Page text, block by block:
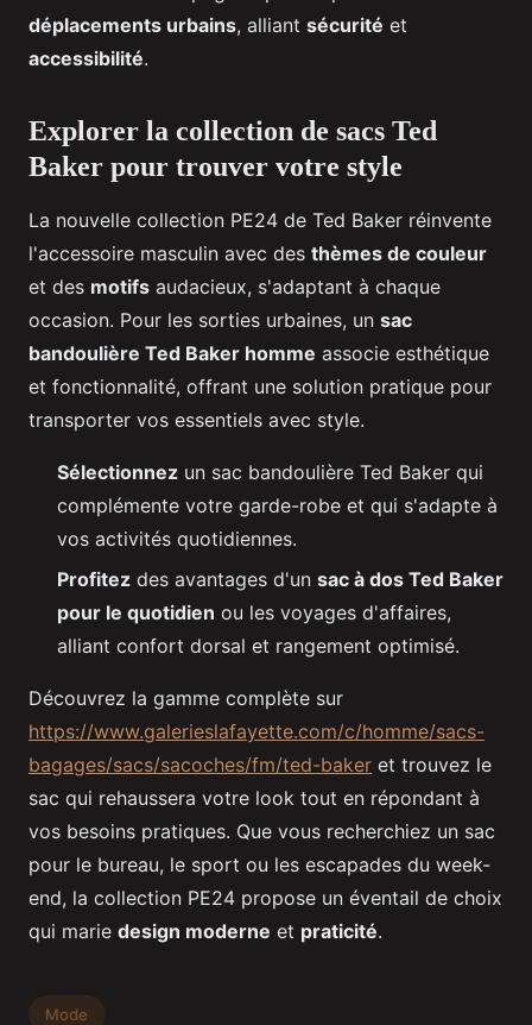
déplacements urbains, alliant sécurité et
accessibilité.
Explorer la collection de sacs Ted
Baker pour trouver votre style
La nouvelle collection PE24 de Ted Baker réinvente
l'accessoire masculin avec des thèmes de couleur
et des motifs audacieux, s'adaptant à chaque
occasion. Pour les sorties urbaines, un sac
bandoulière Ted Baker homme associe esthétique
et fonctionnalité, offrant une solution pratique pour
transporter vos essentiels avec style.
Sélectionnez un sac bandoulière Ted Baker qui
complémente votre garde-robe et qui s'adapte à
vos activités quotidiennes.
Profitez des avantages d'un sac à dos Ted Baker
pour le quotidien ou les voyages d'affaires,
alliant confort dorsal et rangement optimisé.
Découvrez la gamme complète sur
https://www.galerieslafayette.com/c/homme/sacs-
bagages/sacs/sacoches/fm/ted-baker et trouvez le
sac qui rehaussera votre look tout en répondant à
vos besoins pratiques. Que vous recherchiez un sac
pour le bureau, le sport ou les escapades du week-
end, la collection PE24 propose un éventail de choix
qui marie design moderne et praticité.
Mode